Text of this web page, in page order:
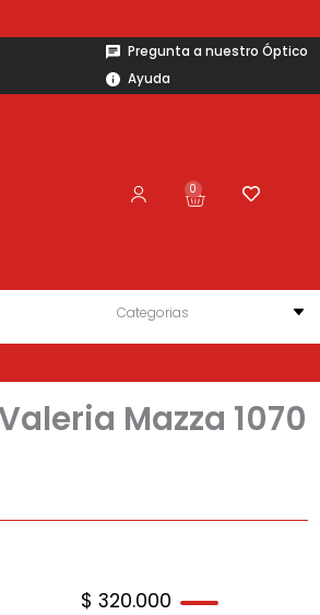
Pregunta a nuestro Óptico
Ayuda
0
Carrito
Mazza 1070
$ 320.000